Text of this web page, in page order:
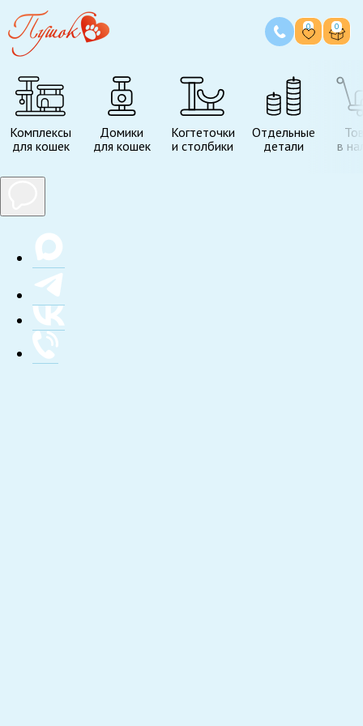
0 0
Комплексы
для кошек
Домики
для кошек
Когтеточки
и столбики
Отдельные
детали
в